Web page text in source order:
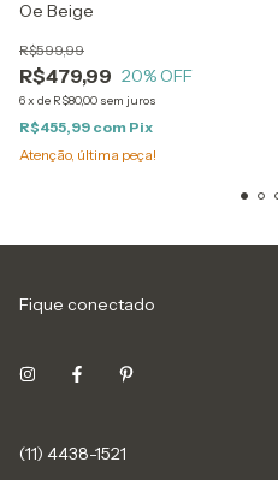
Oe Beige
R$479,99
R$599,99
20% OFF
6x de R$80,00 sem juros
R$455,99 com Pix
Atenção, última peça!
Fique conectado
(11) 4438-1521